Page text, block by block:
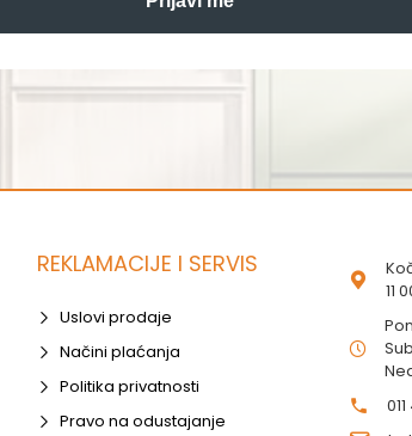
REKLAMACIJE I SERVIS
Uslovi prodaje
Načini plaćanja
Politika privatnosti
Pravo na odustajanje
11